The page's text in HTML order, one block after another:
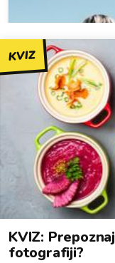
KVIZ
KVIZ:
fotografiji?